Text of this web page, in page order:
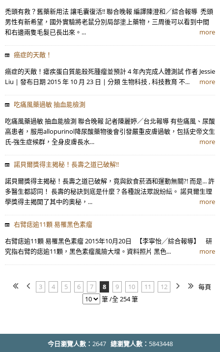
禿頭有救？舊藥新用法 讓毛囊復活!! 聯合晚報 編譯陳澄和／綜合報導 禿頭
男性有新希望，國外實驗將老鼠分別局部塗上藥物，三周後可以看到中間
和右邊兩隻毛髮已長出來。...
more
癌症的天敵！
癌症的天敵！瘧疾蛋白質能殺死腫瘤並預計 4 年內完成人體測試 作者 Jessie
Liu | 發布日期 2015 年 10 月 23 日 | 分類 生物科技 , 科技教育 不...
more
吃痛風藥過敏 抽血能檢測
吃痛風藥過敏 抽血能檢測 聯合晚報 記者陳麗婷／台北報導 有些痛風、尿酸
高患者，服用allopurinol降尿酸藥物後會引發嚴重皮膚過敏，包括史帝文生
氏-強生症候群，全身皮膚長水...
more
諾貝爾獎得主揭秘！長壽之道已破解!!
諾貝爾獎得主揭秘！長壽之道已破解，竟與飲食菸酒和運動無關?! 而是... 許
多醫生都認同！ 長壽的秘訣到底是什麼？各種說法眾說紛紜。 諾貝爾生理
學獎得主揭開了其中的奧秘，...
more
右臂痣逾11顆 易罹黑色素瘤
右臂痣逾11顆 易罹黑色素瘤 2015年10月20日 【李寧怡╱綜合報導】 研
究指右臂的痣逾11顆，黑色素瘤風險大增。資料照片 黑色...
more
3 4 5 6 7 8 9 10 11 12
每頁
筆 /全 254 筆
今日瀏覽人數： 2647 總瀏覽人數： 5843448